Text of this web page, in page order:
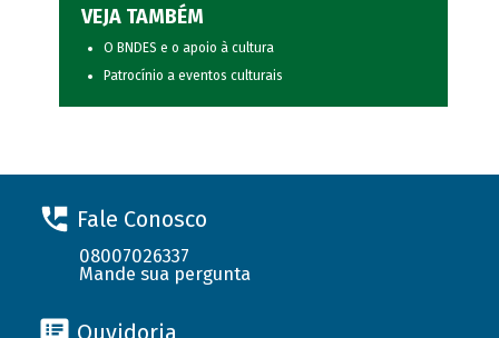
VEJA TAMBÉM
O BNDES e o apoio à cultura
Patrocínio a eventos culturais
Fale Conosco
08007026337
Mande sua pergunta
Ouvidoria